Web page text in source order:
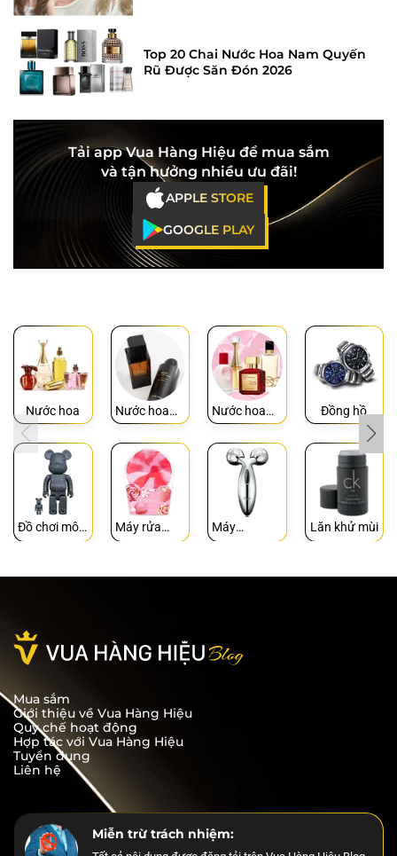
Top 20 Chai Nước Hoa Nam Quyến
Rũ Được Săn Đón 2026
Tải app Vua Hàng Hiệu để mua sắm
và tận hưởng nhiều ưu đãi!
APPLE STORE
GOOGLE PLAY
Nước hoa
Nước hoa
Nước hoa
Đồng hồ
Đồ chơi mô
Máy rửa
Máy
Lăn khử mùi
Mua sắm
Giới thiệu về Vua Hàng Hiệu
Quy chế hoạt động
Hợp tác với Vua Hàng Hiệu
Tuyển dụng
Liên hệ
Miễn trừ trách nhiệm: